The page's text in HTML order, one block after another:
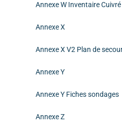
Annexe W Inventaire
Annexe X
Annexe X V2 Plan de
Annexe Y
Annexe Y Fiches sondages
Annexe Z